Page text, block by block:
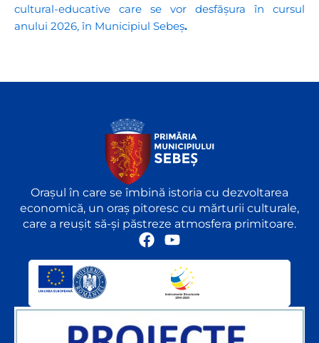
cultural-educative care se vor desfăşura în cursul
anului 2026, în Municipiul Sebeș.
Orașul în care se îmbină istoria cu dezvoltarea
economică, un oraș pitoresc cu mărturii culturale,
care a reușit să-și păstreze atmosfera primitoare.
F
o
o
Y
u
t
u
b
e